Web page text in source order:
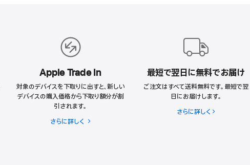
Apple Trade In
対象のデバイスを下取りに出すと、新しい
デバイスの購入価格から下取り額分が割
引されます。
さらに詳しく Apple
最短で翌日に無料でお届け
ご注文はすべて送料無料です。最短で翌
日にお届けします。
さらに詳しく